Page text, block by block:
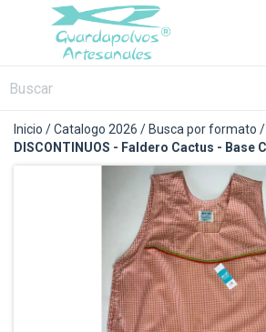
Inicio /Catalogo 2026 / Busca por formato /
DISCONTINUOS - Faldero Cactus - Base